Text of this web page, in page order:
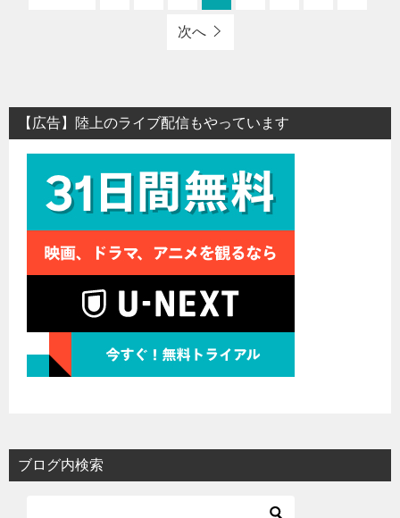
次へ
【広告】陸上のライブ配信もやっています
ブログ内検索